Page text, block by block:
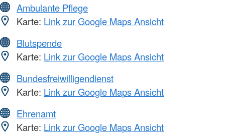
Ambulante Pflege
Karte: Link zur Google Maps Ansicht
Blutspende
Karte: Link zur Google Maps Ansicht
Bundesfreiwilligendienst
Karte: Link zur Google Maps Ansicht
Ehrenamt
Karte: Link zur Google Maps Ansicht